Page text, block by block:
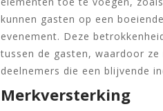
kunnen gasten op een
evenement. Deze
tussen de gasten, waardoor
deelnemers die een blijvende
Merkversterking